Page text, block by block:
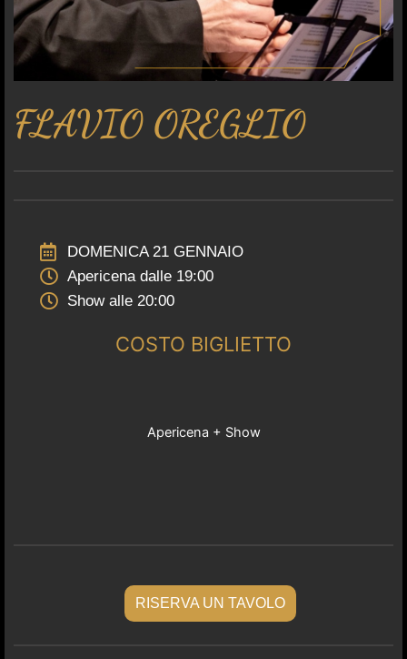
FLAVIO OREGLIO
DOMENICA 21 GENNAIO
Apericena dalle 19:00
Show alle 20:00
COSTO BIGLIETTO
Apericena + Show
RISERVA UN TAVOLO